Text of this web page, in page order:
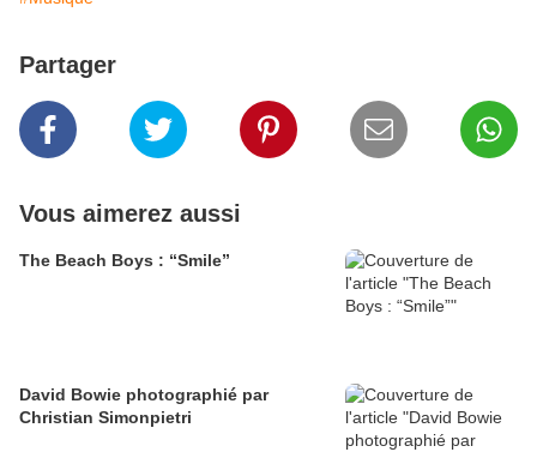
Partager
Vous aimerez aussi
The Beach Boys : “Smile”
David Bowie photographié par
Christian Simonpietri